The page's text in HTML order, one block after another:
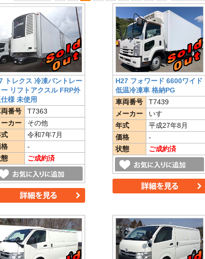
トレクス 冷凍バントレー
ー リフトアクスル FRP外
様 未使用
番号
T7363
ーカー
その他
令和7年7月
-
ご成約済
H27 フォワード 6600ワイド
低温冷凍車 格納PG
車両番号
T7439
メーカー
いすゞ
年式
平成27年8月
価格
-
状態
ご成約済